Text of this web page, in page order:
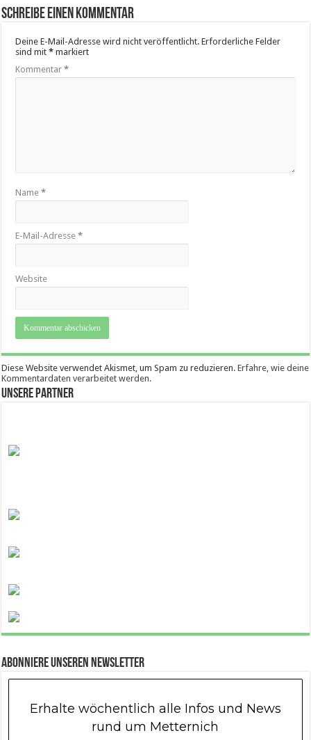
Schreibe einen Kommentar
Deine E-Mail-Adresse wird nicht veröffentlicht. Erforderliche Felder
sind mit* markiert
Kommentar*
Name*
E-Mail-Adresse*
Website
Diese Website verwendet Akismet, um Spam zu reduzieren.Erfahre, wie deine
Kommentardaten verarbeitet werden.
Unsere Partner
Abonniere unseren Newsletter
Erhalte wöchentlich alle Infos und News
rund um Metternich